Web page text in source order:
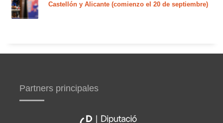
Castellón y Alicante (comienzo el 20 de septiembre)
Partners principales